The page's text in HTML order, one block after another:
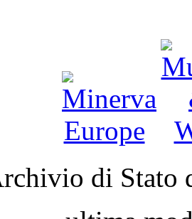
di Stato